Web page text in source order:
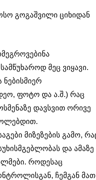
გოგაშვილი ციხიდან
მეც ვიყავი.
ფოტო და ა.შ.) რაც
დავსვით ორივე
მიზეზების გამო,
და ამაზე
როდესაც
ჩემგან მათ